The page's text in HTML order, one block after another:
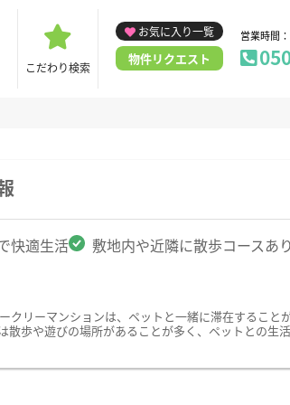
こだわり検索
お気に入り一覧
物件リクエスト
営業時間
快適生活
敷地内や近隣に散歩コースあり
クリーマンションは、ペットと一緒に滞在すること
歩や遊びの場所があることが多く、ペットとの生